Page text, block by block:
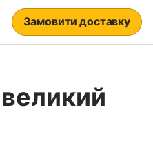
Замовити доставку